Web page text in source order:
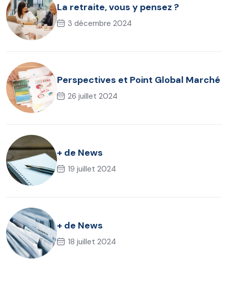
La retraite, vous y pensez ?
3 décembre 2024
Perspectives et Point Global Marché
26 juillet 2024
+ de News
19 juillet 2024
+ de News
18 juillet 2024